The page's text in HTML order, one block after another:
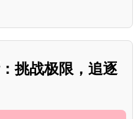
挑战极限，追逐